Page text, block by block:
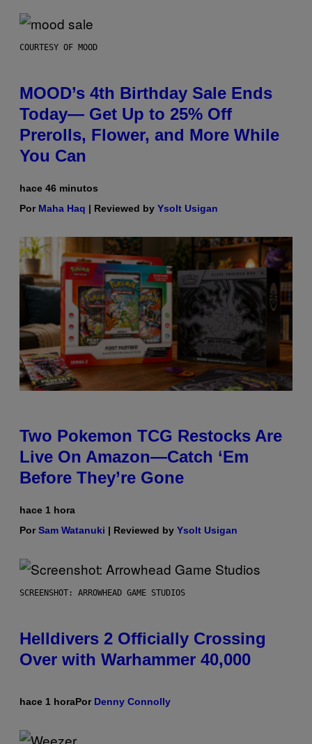
COURTESY OF MOOD
MOOD’s 4th Birthday Sale Ends
Today— Get Up to 25% Off
Prerolls, Flower, and More While
You Can
hace 46 minutos
Por Maha Haq | Reviewed by Ysolt Usigan
Two Pokemon TCG Restocks Are
Live On Amazon—Catch ‘Em
Before They’re Gone
hace 1 hora
PorSam Watanuki | Reviewed by Ysolt Usigan
SCREENSHOT: ARROWHEAD GAME STUDIOS
Helldivers 2 Officially Crossing
Over with Warhammer 40,000
hace 1 horaPor Denny Connolly